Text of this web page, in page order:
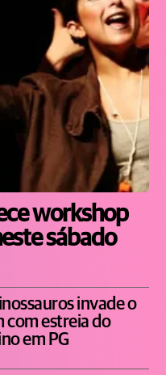
workshop
sábado
invade o
com estreia do
em PG